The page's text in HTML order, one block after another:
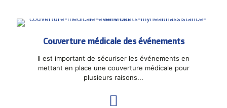
Couverture médicale des événements
Il est important de sécuriser les événements en
mettant en place une couverture médicale pour
plusieurs raisons...